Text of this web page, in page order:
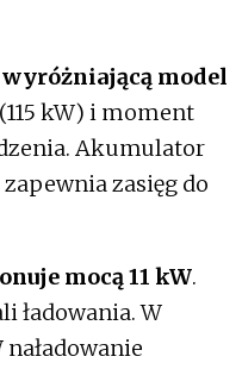
model
kW) i moment
Akumulator
zasięg do
mocą 11 kW.
ładowania. W